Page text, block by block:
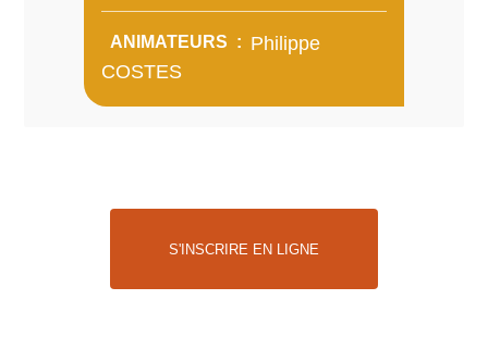
ANIMATEURS
Philippe
COSTES
S'INSCRIRE EN LIGNE